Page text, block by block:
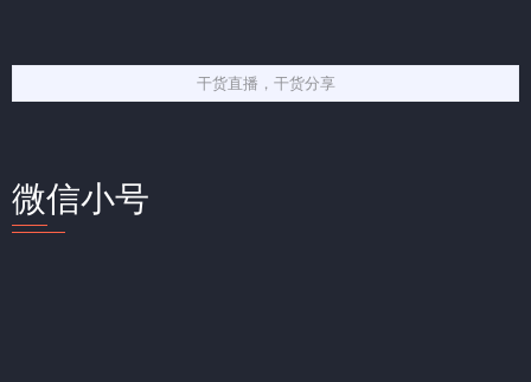
干货直播，干货分享
微信小号